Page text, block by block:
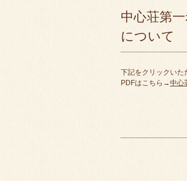
中心荘第
について
下記をクリックいた
PDFはこちら→中心